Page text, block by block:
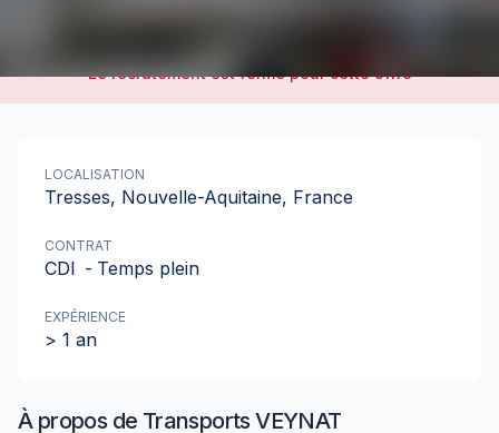
Le recrutement est fermé pour cette offre
À propos de Transports VEYNAT
LOCALISATION
Tresses, Nouvelle-Aquitaine, France
CONTRAT
CDI - Temps plein
EXPÉRIENCE
> 1 an